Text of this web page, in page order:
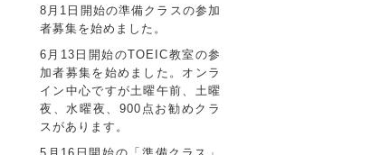
8月1日開始の準備クラスの参加
者募集を始めました。
6月13日開始のTOEIC教室の参
加者募集を始めました。オンラ
イン中心ですが土曜午前、土曜
夜、水曜夜、900点お勧めクラ
スがあります。